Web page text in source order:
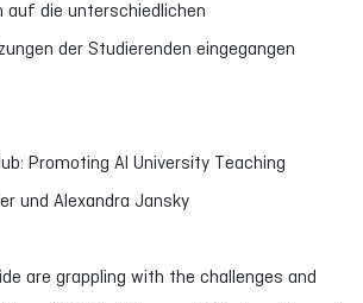
auf die unterschiedlichen
der Studierenden eingegangen
Promoting AI University Teaching
und Alexandra Jansky
are grappling with the challenges and